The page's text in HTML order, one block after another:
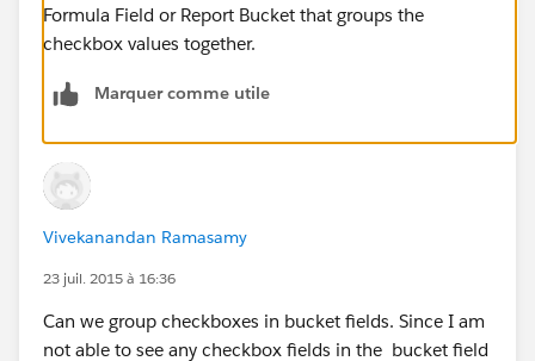
Formula Field or Report Bucket that groups the
checkbox values together.
Marquer comme utile
Vivekanandan Ramasamy
23 juil. 2015 à 16:36
Can we group checkboxes in bucket fields. Since I am
not able to see any checkbox fields in the bucket field